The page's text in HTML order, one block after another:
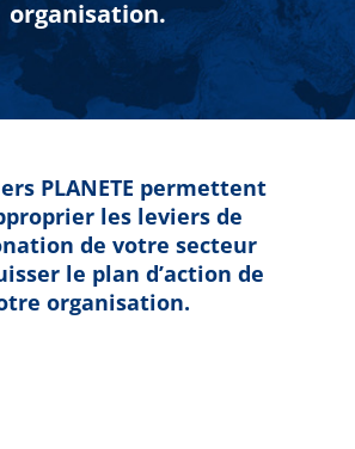
organisation.
PLANETE permettent
les leviers de
de votre secteur
le plan d’action de
organisation.